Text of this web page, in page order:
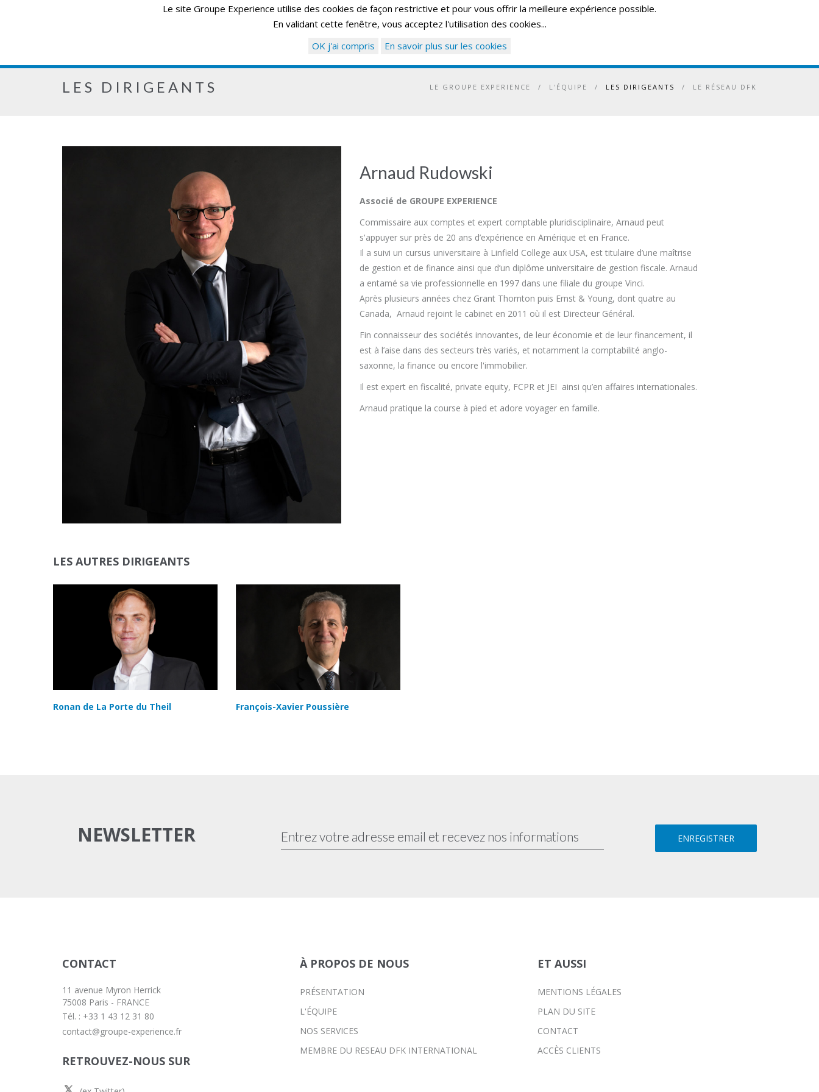
Le site Groupe Experience utilise des cookies de façon restrictive et pour vous offrir la meilleure expérience possible.
En validant cette fenêtre, vous acceptez l'utilisation des cookies...
OK j'ai compris
En savoir plus sur les cookies
ACCUEIL LE GROUPE EXPERIENCE SERVICES
LES DIRIGEANTS LE GROUPE EXPERIENCE / L'ÉQUIPE / LES DIRIGEANTS / LE RÉSEAU DFK
Arnaud Rudowski
Associé de GROUPE EXPERIENCE
Commissaire aux comptes et expert comptable pluridisciplinaire, Arnaud peut
s'appuyer sur près de 20 ans d’expérience en Amérique et en France.
Il a suivi un cursus universitaire à Linfield College aux USA, est titulaire d’une maîtrise
de gestion et de finance ainsi que d’un diplôme universitaire de gestion fiscale. Arnaud
a entamé sa vie professionnelle en 1997 dans une filiale du groupe Vinci.
Après plusieurs années chez Grant Thornton puis Ernst & Young, dont quatre au
Canada, Arnaud rejoint le cabinet en 2011 où il est Directeur Général.
Fin connaisseur des sociétés innovantes, de leur économie et de leur financement, il
est à l’aise dans des secteurs très variés, et notamment la comptabilité anglo-
saxonne, la finance ou encore l'immobilier.
Il est expert en fiscalité, private equity, FCPR et JEI ainsi qu’en affaires internationales.
Arnaud pratique la course à pied et adore voyager en famille.
LES AUTRES DIRIGEANTS
Ronan de La Porte du Theil François-Xavier Poussière
NEWSLETTER
CONTACT
11 avenue Myron Herrick
75008 Paris - FRANCE
Tél. : +33 1 43 12 31 80
contact@groupe-experience.fr
RETROUVEZ-NOUS SUR
À PROPOS DE NOUS
PRÉSENTATION
L'ÉQUIPE
NOS SERVICES
MEMBRE DU RESEAU DFK INTERNATIONAL
ET AUSSI
MENTIONS LÉGALES
PLAN DU SITE
CONTACT
ACCÈS CLIENTS